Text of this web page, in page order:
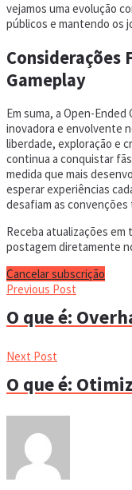
vejamos uma evolução
públicos e mantendo os
Considerações
Gameplay
Em suma, a Open-
inovadora e envolvente
liberdade, exploração e
continua a conquistar
medida que mais
esperar experiências
desafiam as convenções
Receba atualizações
postagem diretamente
Cancelar subscrição
Previous Post
O que é:
Next Post
O que é: